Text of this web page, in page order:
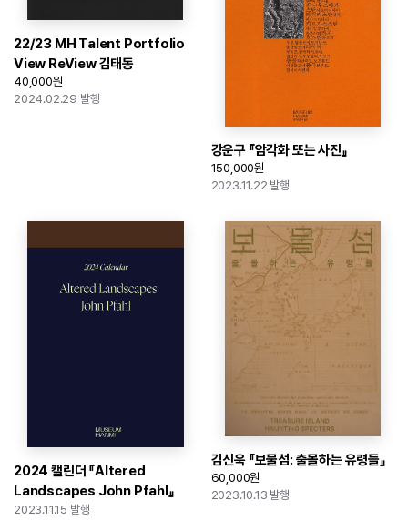
22/23 MH Talent Portfolio
View ReView 김태동
40,000원
2024.02.29 발행
강운구 『암각화 또는 사진』
150,000원
2023.11.22 발행
2024 캘린더 『Altered
Landscapes John Pfahl』
2023.11.15 발행
김신욱 『보물섬: 출몰하는 유령들』
60,000원
2023.10.13 발행